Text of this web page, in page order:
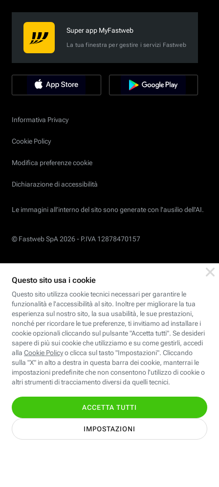
Super app MyFastweb
La tua finestra per gestire i servizi Fastweb
Informativa Privacy
Cookie Policy
Modifica preferenze cookie
Dichiarazione di accessibilità
Le immagini all’interno del sito sono generate con l'ausilio dell'AI.
© Fastweb SpA 2026 - P.IVA 12878470157